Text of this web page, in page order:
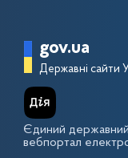
Головна
gov.ua
Державні сайти
Єдиний державний
вебпортал